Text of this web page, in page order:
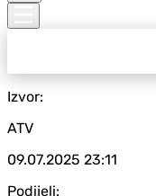
Izvor:
ATV
09.07.2025 23:11
Podijeli: